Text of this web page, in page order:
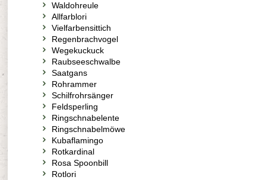
Waldohreule
Allfarblori
Vielfarbensittich
Regenbrachvogel
Wegekuckuck
Raubseeschwalbe
Saatgans
Rohrammer
Schilfrohrsänger
Feldsperling
Ringschnabelente
Ringschnabelmöwe
Kubaflamingo
Rotkardinal
Rosa Spoonbill
Rotlori